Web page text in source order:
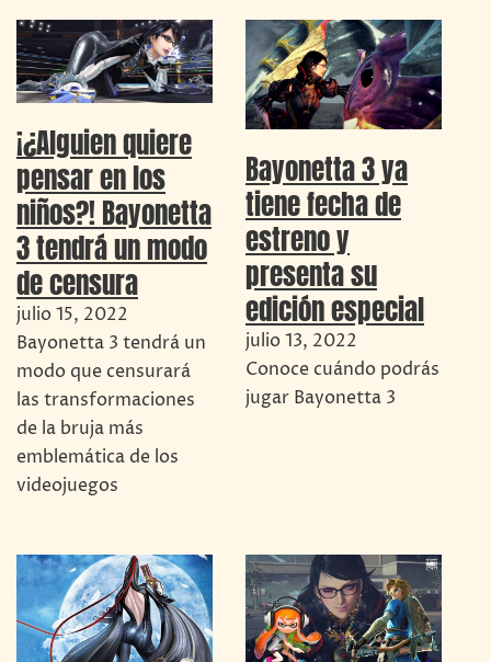
¡¿Alguien quiere
pensar en los
niños?! Bayonetta
3 tendrá un modo
de censura
julio 15, 2022
Bayonetta 3 tendrá un
modo que censurará
las transformaciones
de la bruja más
emblemática de los
videojuegos
Bayonetta 3 ya
tiene fecha de
estreno y
presenta su
edición especial
julio 13, 2022
Conoce cuándo podrás
jugar Bayonetta 3